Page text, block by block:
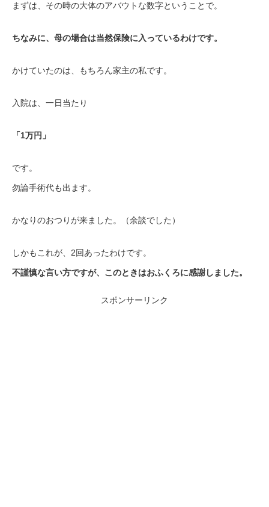
まずは、その時の大体のアバウトな数字ということで。
ちなみに、母の場合は当然保険に入っているわけです。
かけていたのは、もちろん家主の私です。
入院は、一日当たり
「1万円」
です。
勿論手術代も出ます。
かなりのおつりが来ました。（余談でした）
しかもこれが、2回あったわけです。
不謹慎な言い方ですが、このときはおふくろに感謝しました。
スポンサーリンク